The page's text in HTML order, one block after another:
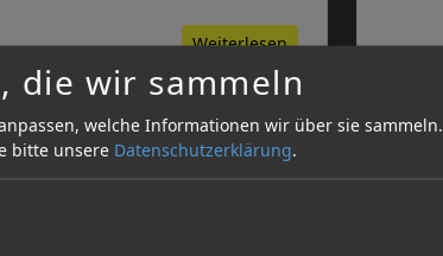
Weiterlesen
die wir sammeln
welche Informationen wir über sie sammeln.
bitte unsere Datenschutzerklärung.